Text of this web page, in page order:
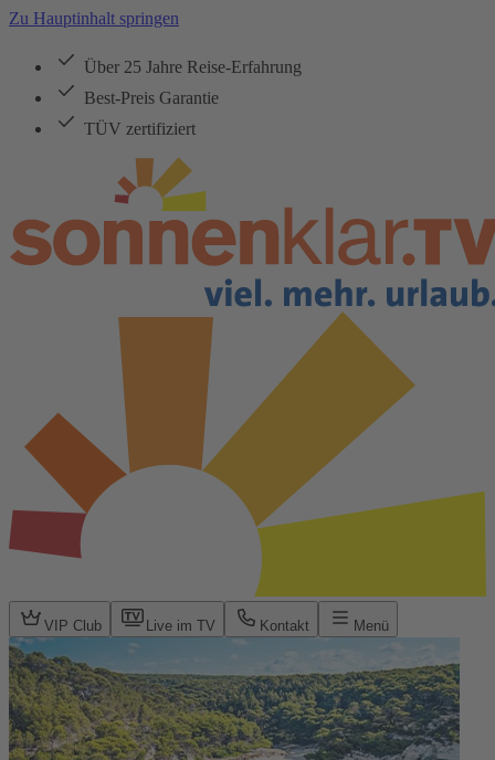
Zu Hauptinhalt springen
Über 25 Jahre Reise-Erfahrung
Best-Preis Garantie
TÜV zertifiziert
VIP Club Live im TV Kontakt Menü